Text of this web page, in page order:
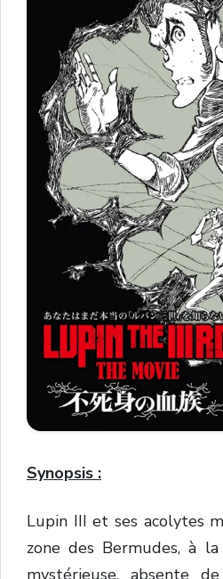
Synopsis :
Lupin IIIetses acolytes
zonedes Bermudes,à la
mystérieuse, absente de